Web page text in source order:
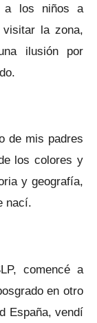
a los niños a
la zona,
ilusión por
de mis padres
los colores y
y geografía,
nací.
comencé a
en otro
España, vendí